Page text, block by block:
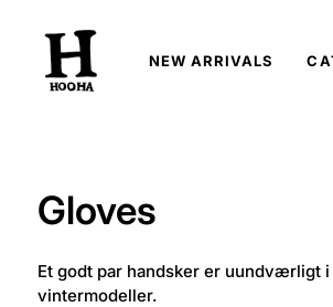
NEW ARRIVALS
Gloves
Et godt par handsker er uundværligt
vintermodeller.